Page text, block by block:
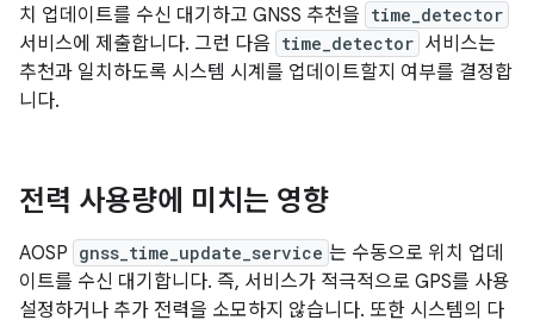
치 업데이트를 수신 대기하고 GNSS 추천을 time_detector
서비스에 제출합니다. 그런 다음 time_detector 서비스는
추천과 일치하도록 시스템 시계를 업데이트할지 여부를 결정합
니다.
전력 사용량에 미치는 영향
AOSP gnss_time_update_service 는 수동으로 위치 업데
이트를 수신 대기합니다. 즉, 서비스가 적극적으로 GPS를 사용
설정하거나 추가 전력을 소모하지 않습니다. 또한 시스템의 다